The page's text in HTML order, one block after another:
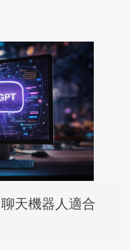
天機器人適合